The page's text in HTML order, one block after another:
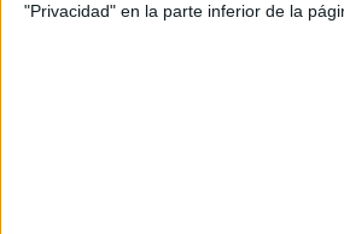
"Privacidad" en la parte inferior de la